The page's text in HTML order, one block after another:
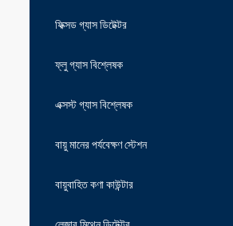
ফিক্সড গ্যাস ডিটেক্টর
ফ্লু গ্যাস বিশ্লেষক
এক্সস্ট গ্যাস বিশ্লেষক
বায়ু মানের পর্যবেক্ষণ স্টেশন
বায়ুবাহিত কণা কাউন্টার